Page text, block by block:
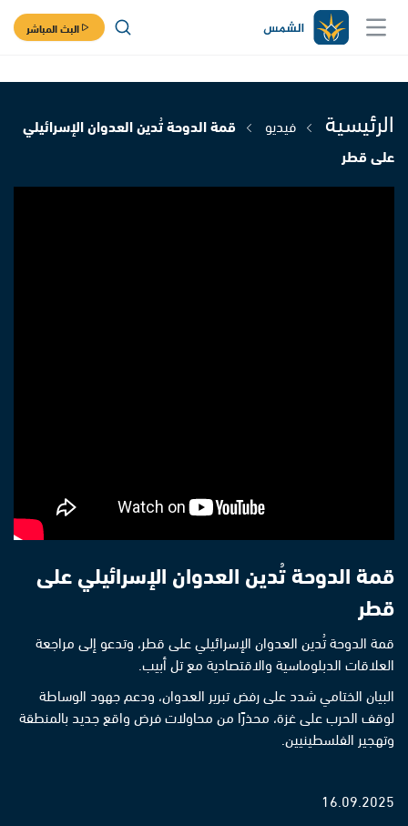
البث المباشر
الرئيسية فيديو
قمة الدوحة تُدين العدوان الإسرائيلي
على قطر
قمة الدوحة تُدين العدوان الإسرائيلي على
قطر
قمة الدوحة تُدين العدوان الإسرائيلي على قطر، وتدعو إلى مراجعة
العلاقات الدبلوماسية والاقتصادية مع تل أبيب.
البيان الختامي شدد على رفض تبرير العدوان، ودعم جهود الوساطة
لوقف الحرب على غزة، محذرًا من محاولات فرض واقع جديد بالمنطقة
وتهجير الفلسطينيين.
16.09.2025